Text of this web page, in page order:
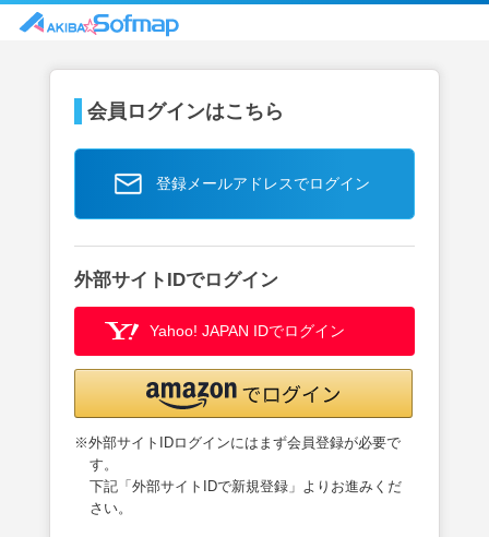
会員ログインはこちら
登録メールアドレスでログイン
外部サイトIDでログイン
Yahoo! JAPAN IDでログイン
※外部サイトIDログインにはまず会員登録が必要で
す。
下記「外部サイトIDで新規登録」よりお進みくだ
さい。